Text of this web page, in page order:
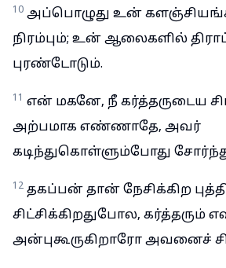
10 அப்பொழுது உன்
நிரம்பும்; உன் ஆலைகளில்
புரண்டோடும்.
11 என் மகனே, நீ கர்த்தருடைய
அற்பமாக எண்ணாதே, அவர்
கடிந்துகொள்ளும்போது
12 தகப்பன் தான் நேசிக்கிற
சிட்சிக்கிறதுபோல, கர்த்தரும்
அன்புகூருகிறாரோ அவனைச்